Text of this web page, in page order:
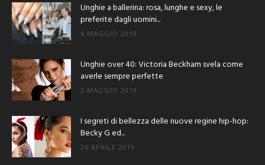
Unghie a ballerina: rosa, lunghe e sexy, le
preferite dagli uomini...
6 MAGGIO 2019
Unghie over 40: Victoria Beckham svela come
averle sempre perfette
2 MAGGIO 2019
I segreti di bellezza delle nuove regine hip-hop:
Becky G ed...
26 APRILE 2019